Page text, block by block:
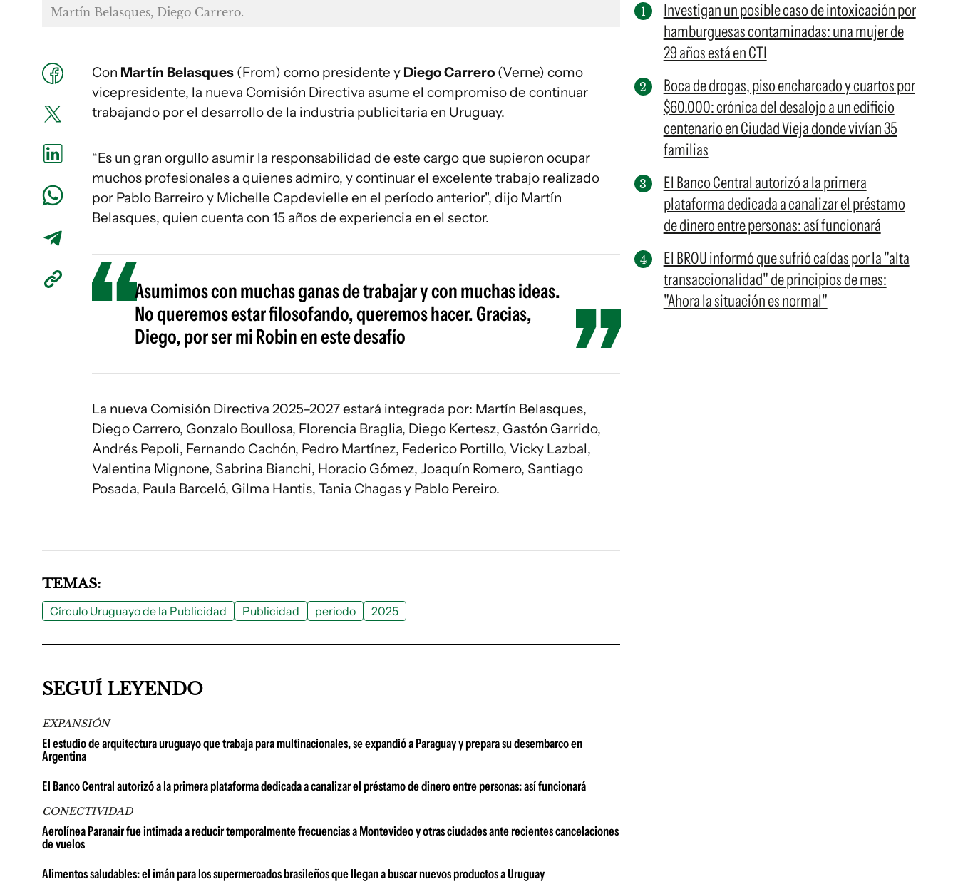
Martín Belasques, Diego Carrero.
Con Martín Belasques (From) como presidente y Diego Carrero (Verne) como
vicepresidente, la nueva Comisión Directiva asume el compromiso de continuar
trabajando por el desarrollo de la industria publicitaria en Uruguay.
“Es un gran orgullo asumir la responsabilidad de este cargo que supieron ocupar
muchos profesionales a quienes admiro, y continuar el excelente trabajo realizado
por Pablo Barreiro y Michelle Capdevielle en el período anterior", dijo Martín
Belasques, quien cuenta con 15 años de experiencia en el sector.
Asumimos con muchas ganas de trabajar y con muchas ideas.
No queremos estar filosofando, queremos hacer. Gracias,
Diego, por ser mi Robin en este desafío
La nueva Comisión Directiva 2025–2027 estará integrada por: Martín Belasques,
Diego Carrero, Gonzalo Boullosa, Florencia Braglia, Diego Kertesz, Gastón Garrido,
Andrés Pepoli, Fernando Cachón, Pedro Martínez, Federico Portillo, Vicky Lazbal,
Valentina Mignone, Sabrina Bianchi, Horacio Gómez, Joaquín Romero, Santiago
Posada, Paula Barceló, Gilma Hantis, Tania Chagas y Pablo Pereiro.
Investigan un posible caso de intoxicación por
hamburguesas contaminadas: una mujer de
29 años está en CTI
Boca de drogas, piso encharcado y cuartos por
$60.000: crónica del desalojo a un edificio
centenario en Ciudad Vieja donde vivían 35
familias
El Banco Central autorizó a la primera
plataforma dedicada a canalizar el préstamo
de dinero entre personas: así funcionará
El BROU informó que sufrió caídas por la "alta
transaccionalidad" de principios de mes:
"Ahora la situación es normal"
TEMAS:
Círculo Uruguayo de la Publicidad Publicidad periodo 2025
SEGUÍ LEYENDO
EXPANSIÓN
El estudio de arquitectura uruguayo que trabaja para multinacionales, se expandió a Paraguay y prepara su desembarco en
Argentina
El Banco Central autorizó a la primera plataforma dedicada a canalizar el préstamo de dinero entre personas: así funcionará
CONECTIVIDAD
Aerolínea Paranair fue intimada a reducir temporalmente frecuencias a Montevideo y otras ciudades ante recientes cancelaciones
de vuelos
Alimentos saludables: el imán para los supermercados brasileños que llegan a buscar nuevos productos a Uruguay